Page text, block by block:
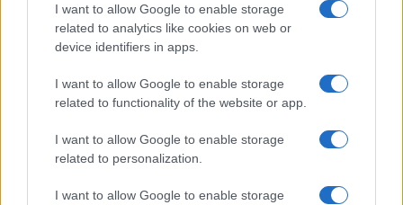
I want to allow Google to enable storage
related to analytics like cookies on web or
device identifiers in apps.
I want to allow Google to enable storage
related to functionality of the website or app.
I want to allow Google to enable storage
related to personalization.
I want to allow Google to enable storage
ΔΙΚΗ ΓΙΑ ΤΑ ΤΕΜΠΗ
ΓΑΙΟΠΟΛΙΣ ΛΆΡΙΣΑΣ
ΣΥΝΕΔΡΙΑΚΌ ΚΈΝΤΡΟ ΓΑΙΟΠΟΛΙΣ
ΕΙΣΑΓΓΕΛΙΑ ΠΡΩΤΟΔΙΚΩΝ ΛΑΡΙΣΑΣ
ΠΡΟΚΑΤΑΡΚΤΙΚΗ ΕΞΕΤΑΣΗ
ΚΑΤΑΛΛΗΛΌΤΗΤΑ ΔΙΚΑΣΤΙΚΉΣ ΑΊΘΟΥΣΑΣ
ΣΙΔΗΡΟΔΡΟΜΙΚΟ ΔΥΣΤΥΧΗΜΑ ΤΕΜΠΩΝ